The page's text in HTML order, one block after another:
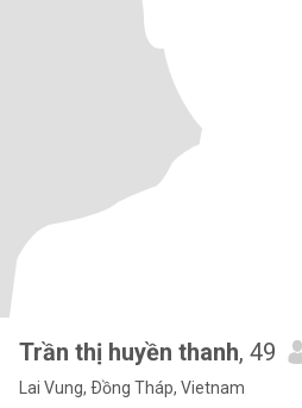
Trần thị huyền thanh, 49
Lai Vung, Ðồng Tháp, Vietnam